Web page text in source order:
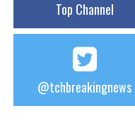
Top Channel
@tchbreakingnews